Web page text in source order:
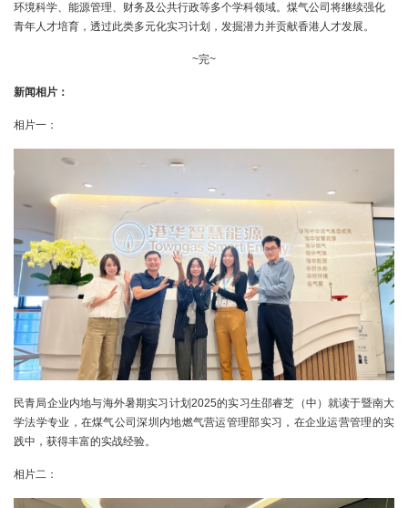
环境科学、能源管理、财务及公共行政等多个学科领域。煤气公司将继续强化
青年人才培育，透过此类多元化实习计划，发掘潜力并贡献香港人才发展。
~完~
新闻相片：
相片一：
民青局企业内地与海外暑期实习计划2025的实习生邵睿芝（中）就读于暨南大
学法学专业，在煤气公司深圳内地燃气营运管理部实习，在企业运营管理的实
践中，获得丰富的实战经验。
相片二：